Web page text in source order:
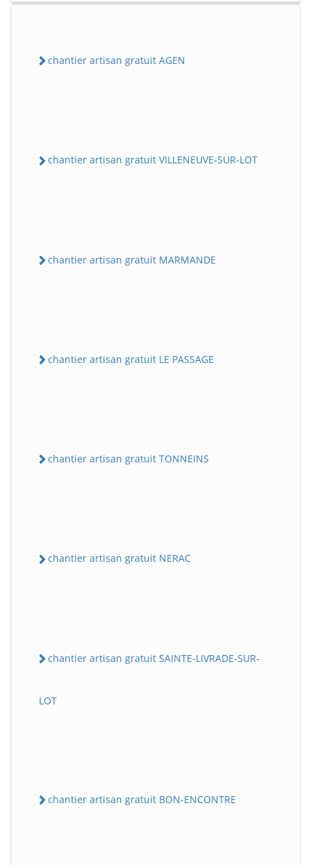
chantier artisan gratuit AGEN
chantier artisan gratuit VILLENEUVE-SUR-LOT
chantier artisan gratuit MARMANDE
chantier artisan gratuit LE PASSAGE
chantier artisan gratuit TONNEINS
chantier artisan gratuit NERAC
chantier artisan gratuit SAINTE-LIVRADE-SUR-
LOT
chantier artisan gratuit BON-ENCONTRE